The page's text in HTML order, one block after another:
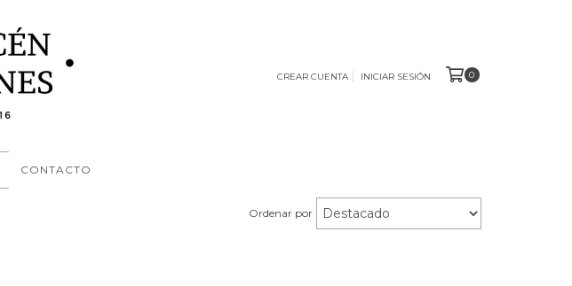
CREAR CUENTA INICIAR SESIÓN 0
CONTACTO
Ordenar por